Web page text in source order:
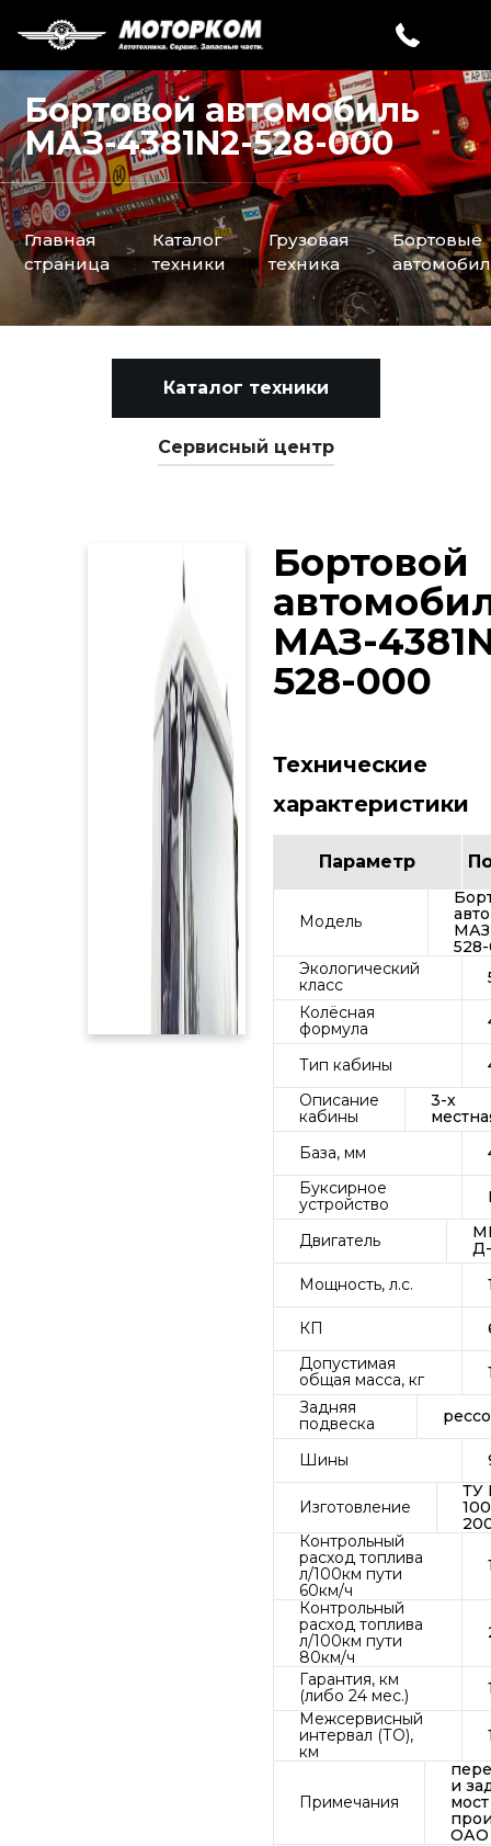
Бортовой автомобиль
МАЗ-4381N2-528-000
Главная
страница
>
Каталог
техники
>
Грузовая
техника
>
Бортовые
Каталог техники
Сервисный центр
Бортовой
МАЗ-
528-000
Технические
характеристики
Параметр
Модель
Экологический
класс
Колёсная
формула
Тип кабины
Описание
кабины
3-х
База, мм
Буксирное
устройство
Двигатель
Мощность, л.с.
КП
Допустимая
общая масса, кг
Задняя
подвеска
Шины
Изготовление
ТУ
Контрольный
расход топлива
л/100км пути
60км/ч
Контрольный
расход топлива
л/100км пути
80км/ч
Гарантия, км
(либо 24 мес.)
Межсервисный
интервал (ТО),
км
Примечания
и
мост
ОАО